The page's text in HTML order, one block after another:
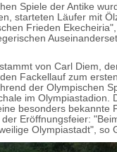
Spiele der Antike
starteten Läufer mit
Frieden
von Carl Diem,
Fackellauf zum
der Olympischen
im Olympiastadion.
besonders bekannte
Eröffnungsfeier:
Olympiastadt", so